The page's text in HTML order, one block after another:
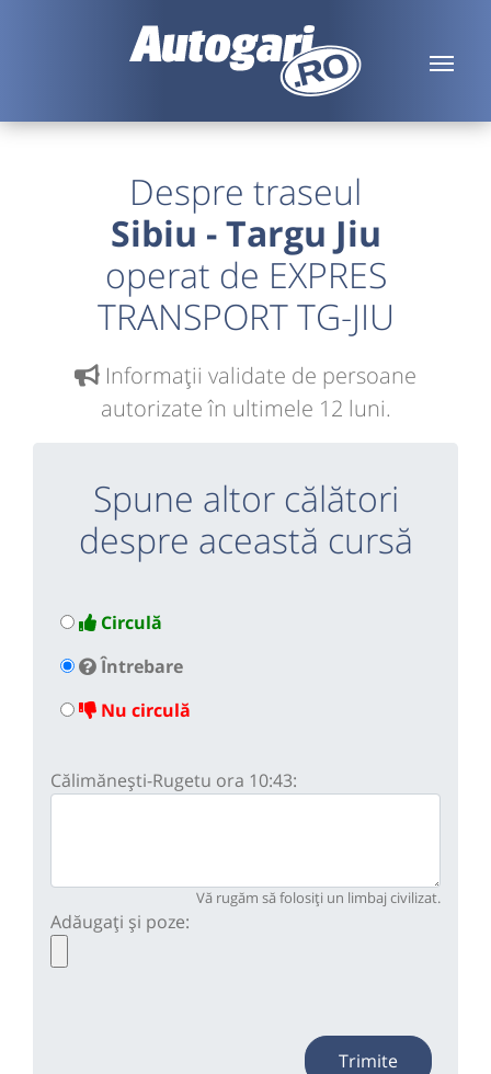
Despre traseul
Sibiu - Targu Jiu
operat de EXPRES
TRANSPORT TG-JIU
Informaţii validate de persoane
autorizate în ultimele 12 luni.
Spune altor călători
despre această cursă
Circulă
Întrebare
Nu circulă
Călimănești-Rugetu ora 10:43:
Vă rugăm să folosiți un limbaj civilizat.
Adăugați și poze:
Trimite